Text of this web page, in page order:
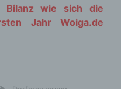
Bilanz wie sich die
Jahr Woiga.de